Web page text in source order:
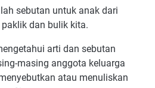
sebutan untuk anak dari
dan bulik kita.
arti dan sebutan
masing anggota keluarga
atau menuliskan